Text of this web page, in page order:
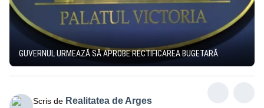
GUVERNUL URMEAZĂ SĂ APROBE RECTIFICAREA BUGETARĂ
Scris de Realitatea de Arges